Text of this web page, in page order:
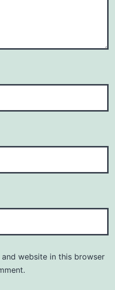
and website in this browser